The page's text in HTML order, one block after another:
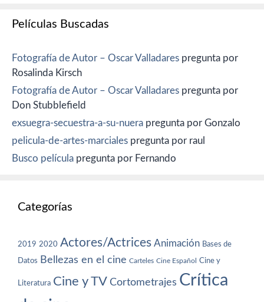
Películas Buscadas
Fotografía de Autor – Oscar Valladares pregunta por
Rosalinda Kirsch
Fotografía de Autor – Oscar Valladares pregunta por
Don Stubblefield
exsuegra-secuestra-a-su-nuera pregunta por Gonzalo
pelicula-de-artes-marciales pregunta por raul
Busco película pregunta por Fernando
Categorías
2019 2020 Actores/Actrices Animación Bases de
Datos Bellezas en el cine Carteles Cine Español Cine y
Literatura Cine y TV Cortometrajes Crítica